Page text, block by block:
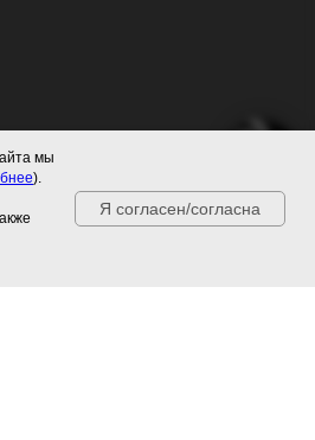
мы
).
Я согласен/согласна